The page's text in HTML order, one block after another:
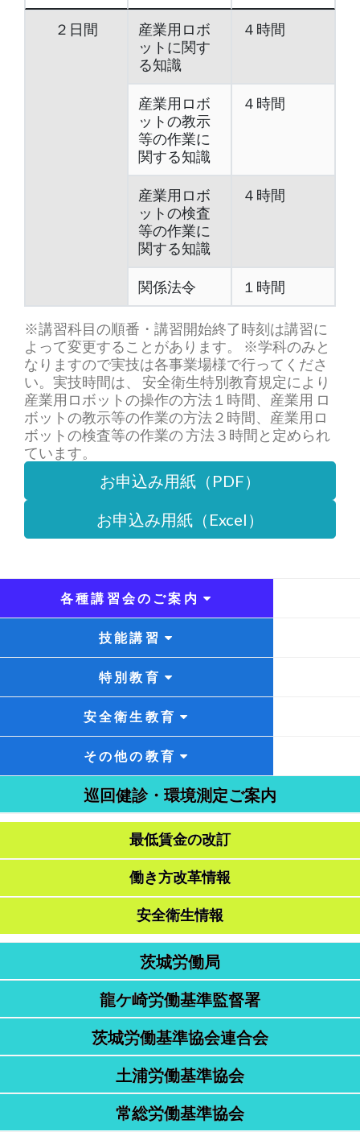
２日間
産業用ロボ
ットに関す
る知識
４時間
産業用ロボ
ットの教示
等の作業に
関する知識
４時間
産業用ロボ
ットの検査
等の作業に
関する知識
４時間
関係法令 １時間
※講習科目の順番・講習開始終了時刻は講習に
よって変更することがあります。 ※学科のみと
なりますので実技は各事業場様で行ってくださ
い。実技時間は、 安全衛生特別教育規定により
産業用ロボットの操作の方法１時間、産業用 ロ
ボットの教示等の作業の方法２時間、産業用ロ
ボットの検査等の作業の 方法３時間と定められ
ています。
お申込み用紙（PDF）
お申込み用紙（Excel）
各種講習会のご案内
技能講習
特別教育
安全衛生教育
その他の教育
巡回健診・環境測定ご案内
最低賃金の改訂
働き方改革情報
安全衛生情報
茨城労働局
龍ケ崎労働基準監督署
茨城労働基準協会連合会
土浦労働基準協会
常総労働基準協会